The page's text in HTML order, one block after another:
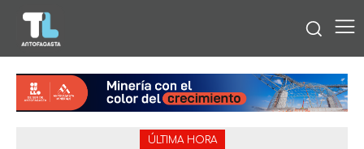
ÚLTIMA HORA